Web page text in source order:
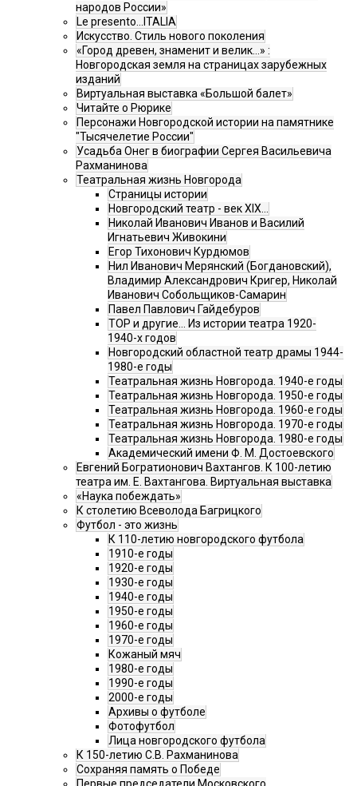
народов России»
Le presento...ITALIA
Искусство. Стиль нового поколения
«Город древен, знаменит и велик…» :
Новгородская земля на страницах зарубежных
изданий
Виртуальная выставка «Большой балет»
Читайте о Рюрике
Персонажи Новгородской истории на памятнике
"Тысячелетие России"
Усадьба Онег в биографии Сергея Васильевича
Рахманинова
Театральная жизнь Новгорода
Страницы истории
Новгородский театр - век XIX…
Николай Иванович Иванов и Василий
Игнатьевич Живокини
Егор Тихонович Курдюмов
Нил Иванович Мерянский (Богдановский),
Владимир Александрович Кригер, Николай
Иванович Собольщиков-Самарин
Павел Павлович Гайдебуров
ТОР и другие… Из истории театра 1920-
1940-х годов
Новгородский областной театр драмы 1944-
1980-е годы
Театральная жизнь Новгорода. 1940-е годы
Театральная жизнь Новгорода. 1950-е годы
Театральная жизнь Новгорода. 1960-е годы
Театральная жизнь Новгорода. 1970-е годы
Театральная жизнь Новгорода. 1980-е годы
Академический имени Ф. М. Достоевского
Евгений Богратионович Вахтангов. К 100-летию
театра им. Е. Вахтангова. Виртуальная выставка
«Наука побеждать»
К столетию Всеволода Багрицкого
Футбол - это жизнь
К 110-летию новгородского футбола
1910-е годы
1920-е годы
1930-е годы
1940-е годы
1950-е годы
1960-е годы
1970-е годы
Кожаный мяч
1980-е годы
1990-е годы
2000-е годы
Архивы о футболе
Фотофутбол
Лица новгородского футбола
К 150-летию С.В. Рахманинова
Сохраняя память о Победе